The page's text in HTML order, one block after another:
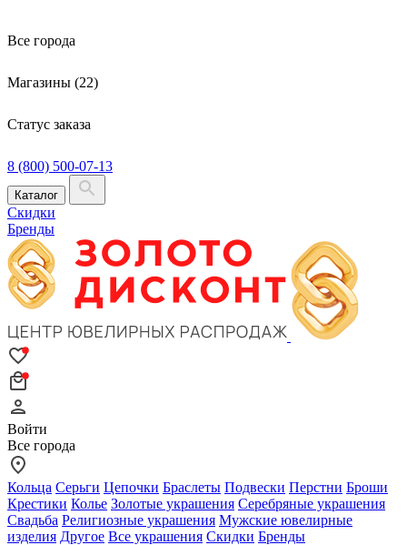
Все города
Магазины (22)
Статус заказа
8 (800) 500-07-13
Каталог
Скидки
Бренды
Войти
Все города
Кольца Серьги Цепочки Браслеты Подвески Перстни Броши
Крестики Колье Золотые украшения Серебряные украшения
Свадьба Религиозные украшения Мужские ювелирные
изделия Другое Все украшения Скидки Бренды